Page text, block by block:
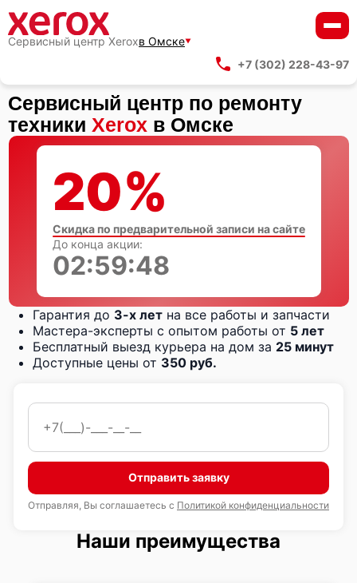
Сервисный центр Xeroxв Омске
+7 (302) 228-43-97
Сервисный центр по ремонту
техники Xerox в Омске
Гарантия до 3-х лет на все работы и запчасти
Мастера-эксперты с опытом работы от 5 лет
Бесплатный выезд курьера на дом за 25 минут
Доступные цены от 350 руб.
Отправить заявку
Отправляя, Вы соглашаетесь с Политикой конфиденциальности
20%
Скидка по предварительной записи на сайте
До конца акции:
02:59:48
Наши преимущества